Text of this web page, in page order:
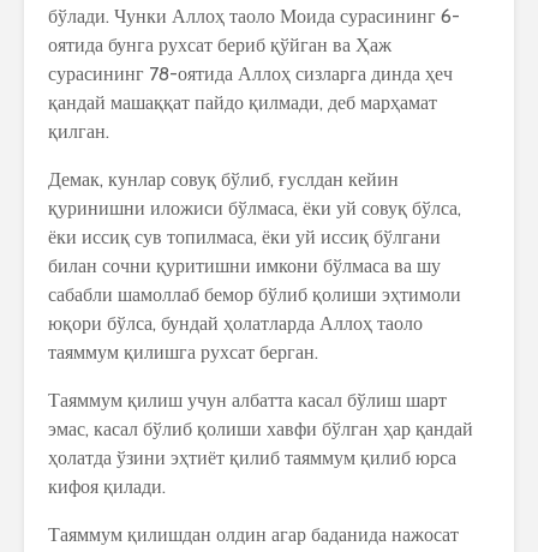
бўлади. Чунки Аллоҳ таоло Моида сурасининг 6-
оятида бунга рухсат бериб қўйган ва Ҳаж
сурасининг 78-оятида Аллоҳ сизларга динда ҳеч
қандай машаққат пайдо қилмади, деб марҳамат
қилган.
Демак, кунлар совуқ бўлиб, ғуслдан кейин
қуринишни иложиси бўлмаса, ёки уй совуқ бўлса,
ёки иссиқ сув топилмаса, ёки уй иссиқ бўлгани
билан сочни қуритишни имкони бўлмаса ва шу
сабабли шамоллаб бемор бўлиб қолиши эҳтимоли
юқори бўлса, бундай ҳолатларда Аллоҳ таоло
таяммум қилишга рухсат берган.
Таяммум қилиш учун албатта касал бўлиш шарт
эмас, касал бўлиб қолиши хавфи бўлган ҳар қандай
ҳолатда ўзини эҳтиёт қилиб таяммум қилиб юрса
кифоя қилади.
Таяммум қилишдан олдин агар баданида нажосат